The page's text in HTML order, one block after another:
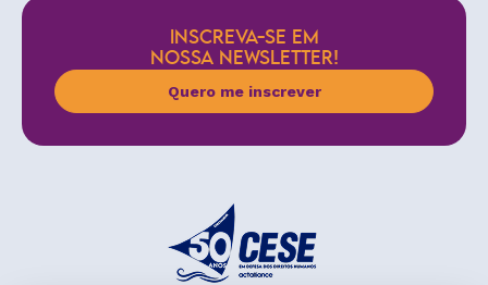
INSCREVA-SE EM
NOSSA NEWSLETTER!
Quero me inscrever